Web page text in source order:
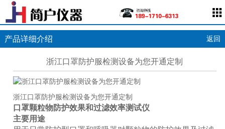
产品详细介绍 返回
浙江口罩防护服检测设备为您开通定制
浙江口罩防护服检测设备为您开通定制
口罩颗粒物防护效果和过滤效率测试仪
主要用途